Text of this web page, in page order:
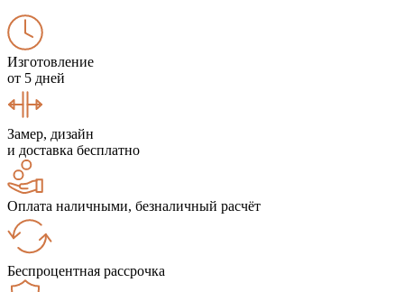
Изготовление
от 5 дней
Замер, дизайн
и доставка бесплатно
Оплата наличными, безналичный расчёт
Беспроцентная рассрочка